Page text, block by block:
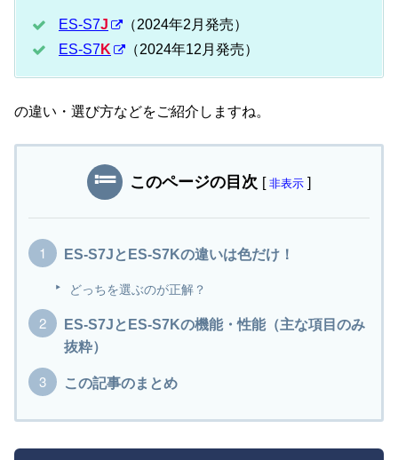
ES-S7J
（2024年2月発売）
ES-S7K （2024年12月発売）
の違い・選び方などをご紹介しますね。
このページの目次 [ 非表示 ]
ES-S7JとES-S7Kの違いは色だけ！
どっちを選ぶのが正解？
ES-S7JとES-S7Kの機能・性能（主な項目のみ
抜粋）
この記事のまとめ